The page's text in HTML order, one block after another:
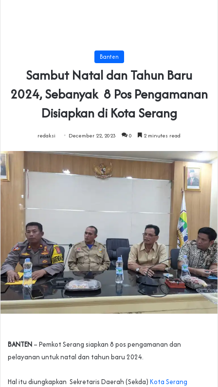
Banten
Sambut Natal dan Tahun Baru
2024, Sebanyak 8 Pos Pengamanan
Disiapkan di Kota Serang
redaksi December 22, 2023 0 2 minutes read
BANTEN – Pemkot Serang siapkan 8 pos pengamanan dan
pelayanan untuk natal dan tahun baru 2024.
Hal itu diungkapkan Sekretaris Daerah (Sekda) Kota Serang